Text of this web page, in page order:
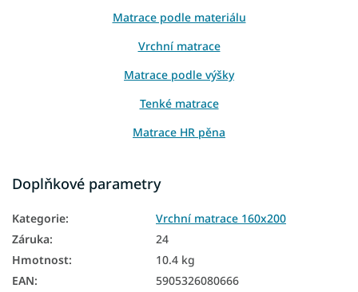
Matrace podle materiálu
Vrchní matrace
Matrace podle výšky
Tenké matrace
Matrace HR pěna
Matrace na sezení
Matrace na gauč
Zónové matrace
Matrace na válendu
Doplňkové parametry
Kategorie:
Vrchní matrace 160x200
Záruka:
24
Hmotnost:
10.4 kg
EAN:
5905326080666